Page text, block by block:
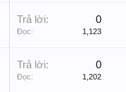
Trả lời: 0
Đọc: 1,123
Trả lời: 0
Đọc: 1,202